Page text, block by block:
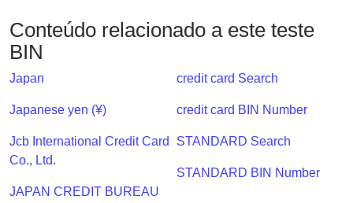
Conteúdo relacionado a este teste
BIN
Japan
Japanese yen (¥)
Jcb International Credit Card
Co., Ltd.
JAPAN CREDIT BUREAU
credit card Search
credit card BIN Number
STANDARD Search
STANDARD BIN Number